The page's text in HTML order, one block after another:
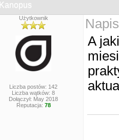
Kanopus
Użytkownik
Liczba postów: 142
Liczba wątków: 8
Dołączył: May 2018
Reputacja: 78
A